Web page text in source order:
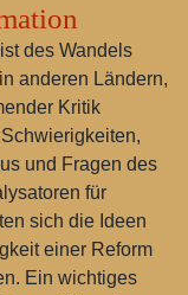
des Wandels
anderen Ländern,
Kritik
und Fragen des
für
sich die Ideen
einer Reform
Ein wichtiges